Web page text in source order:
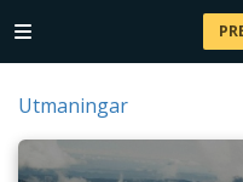
Utmaningar